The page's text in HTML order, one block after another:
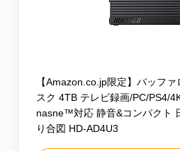
【Amazon.co.jp限定】バッフ
スク 4TB テレビ録画/PC/PS4/
nasne™対応 静音&コンパクト
り合図 HD-AD4U3